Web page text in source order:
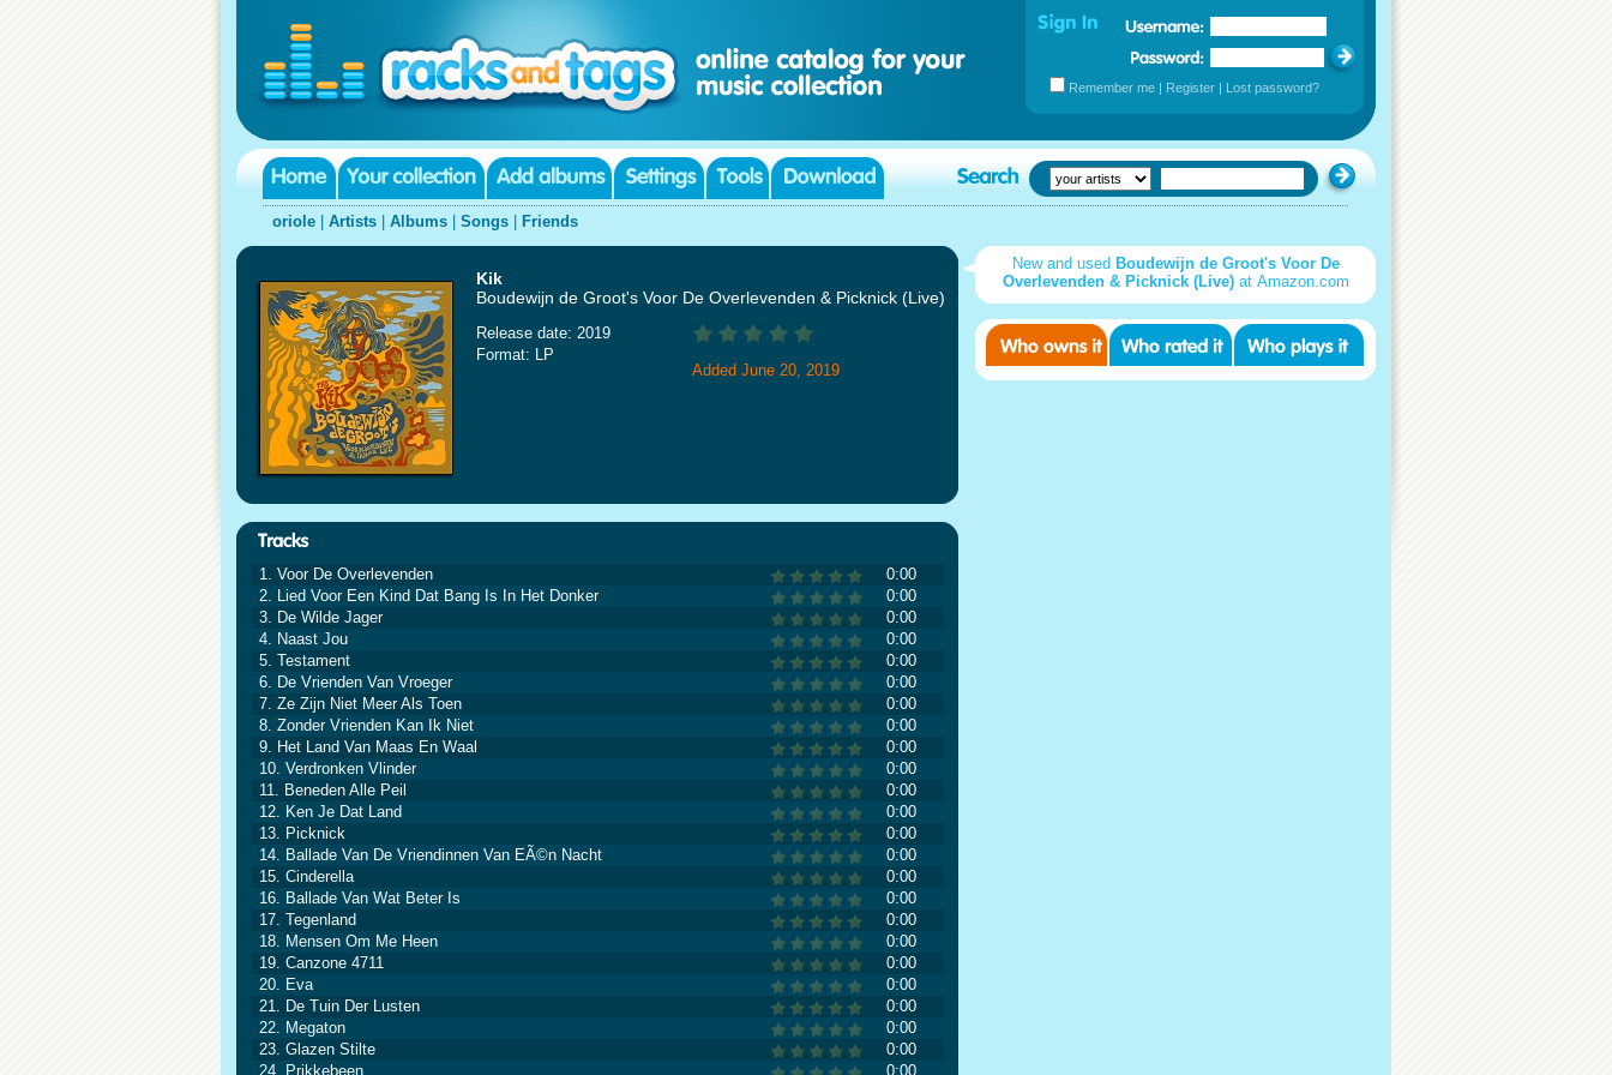
Remember me | Register | Lost password?
oriole Artists Albums Songs Friends
Kik
Boudewijn de Groot's Voor De Overlevenden & Picknick (Live)
Release date: 2019
Format: LP
Added June 20, 2019
1. Voor De Overlevenden
0:00
2. Lied Voor Een Kind Dat Bang Is In Het Donker
0:00
3. De Wilde Jager
0:00
4. Naast Jou
0:00
5. Testament
0:00
6. De Vrienden Van Vroeger
0:00
7. Ze Zijn Niet Meer Als Toen
0:00
8. Zonder Vrienden Kan Ik Niet
0:00
9. Het Land Van Maas En Waal
0:00
10. Verdronken Vlinder
0:00
11. Beneden Alle Peil
0:00
12. Ken Je Dat Land
0:00
13. Picknick
0:00
14. Ballade Van De Vriendinnen Van EÃ©n Nacht
0:00
15. Cinderella
0:00
16. Ballade Van Wat Beter Is
0:00
17. Tegenland
0:00
18. Mensen Om Me Heen
0:00
19. Canzone 4711
0:00
20. Eva
0:00
21. De Tuin Der Lusten
0:00
22. Megaton
0:00
23. Glazen Stilte
0:00
24. Prikkebeen
0:00
New and used Boudewijn de Groot's Voor De
Overlevenden & Picknick (Live)at Amazon.com